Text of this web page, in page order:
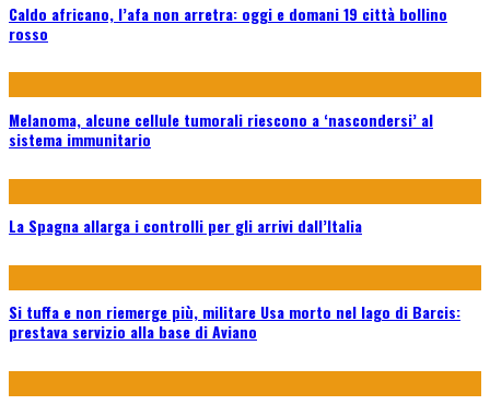
Caldo africano, l’afa non arretra: oggi e domani 19 città bollino
rosso
Melanoma, alcune cellule tumorali riescono a ‘nascondersi’ al
sistema immunitario
La Spagna allarga i controlli per gli arrivi dall’Italia
Si tuffa e non riemerge più, militare Usa morto nel lago di Barcis:
prestava servizio alla base di Aviano